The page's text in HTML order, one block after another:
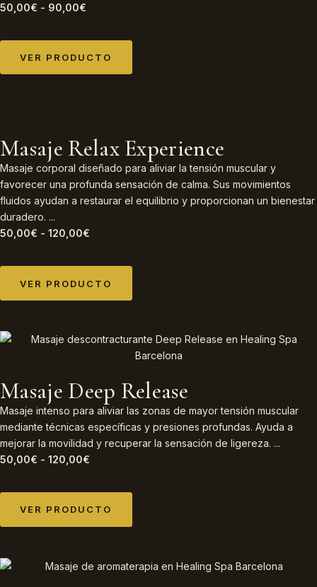
50,00€ - 90,00€
VER PRODUCTO
Masaje Relax Experience
Masaje corporal diseñado para aliviar la tensión muscular y
favorecer una profunda sensación de calma. Sus movimientos
fluidos ayudan a restaurar el equilibrio y proporcionan un bienestar
duradero. ...
50,00€ - 120,00€
VER PRODUCTO
Masaje Deep Release
Masaje intenso para aliviar las zonas de mayor tensión muscular
mediante técnicas específicas y presiones profundas. Ayuda a
mejorar la movilidad y recuperar la sensación de ligereza. ...
50,00€ - 120,00€
VER PRODUCTO